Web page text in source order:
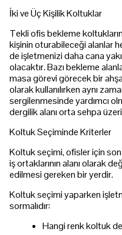
İki ve Üç Kişilik Koltuklar
Tekli ofis bekleme
kişinin oturabileceği alanlar
de işletmenizi daha cana
olacaktır. Bazı bekleme
masa görevi görecek bir
olarak kullanılırken aynı
sergilenmesinde yardımcı
dergilik alanı orta sehpa
Koltuk Seçiminde Kriterler
Koltuk seçimi, ofisler için
iş ortaklarının alanı olarak
edilmesi gereken bir yerdir.
Koltuk seçimi yaparken
sormalıdır:
Hangi renk koltuk